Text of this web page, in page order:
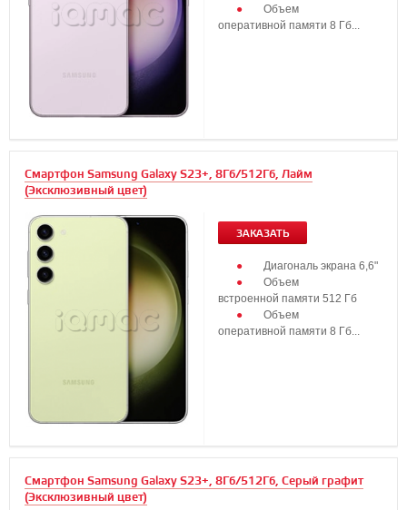
Объем
оперативной памяти 8 Гб...
Смартфон Samsung Galaxy S23+, 8Гб/512Гб, Лайм
(Эксклюзивный цвет)
ЗАКАЗАТЬ
Диагональ экрана 6,6"
Объем
встроенной памяти 512 Гб
Объем
оперативной памяти 8 Гб...
Смартфон Samsung Galaxy S23+, 8Гб/512Гб, Серый графит
(Эксклюзивный цвет)